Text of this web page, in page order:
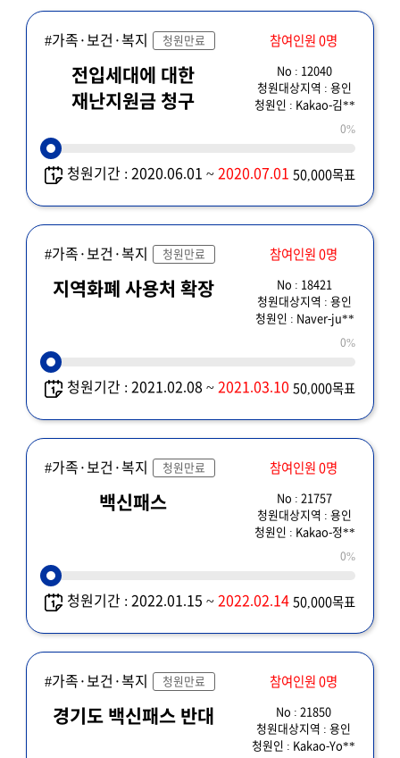
#가족·보건·복지 청원만료 참여인원 0명
전입세대에 대한
재난지원금 청구
No : 12040
청원대상지역 : 용인
청원인 : Kakao-김**
0%
청원기간 : 2020.06.01 ~2020.07.01 50,000목표
#가족·보건·복지 청원만료 참여인원 0명
지역화폐 사용처 확장
No : 18421
청원대상지역 : 용인
청원인 : Naver-ju**
0%
청원기간 : 2021.02.08 ~2021.03.10 50,000목표
#가족·보건·복지 청원만료 참여인원 0명
백신패스
No : 21757
청원대상지역 : 용인
청원인 : Kakao-정**
0%
청원기간 : 2022.01.15 ~2022.02.14 50,000목표
#가족·보건·복지 청원만료 참여인원 0명
경기도 백신패스 반대
No : 21850
청원대상지역 : 용인
청원인 : Kakao-Yo**